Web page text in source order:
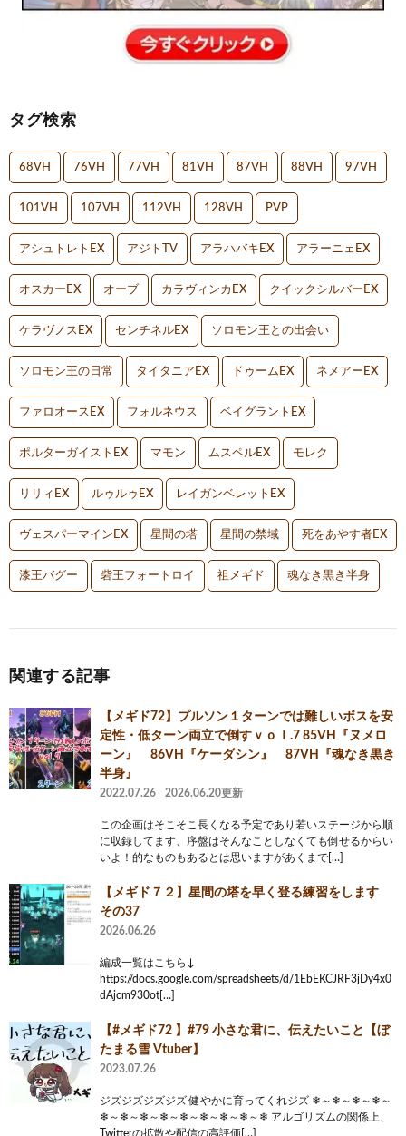
タグ検索
68VH 76VH 77VH 81VH 87VH 88VH 97VH
101VH 107VH 112VH 128VH PVP
アシュトレトEX アジトTV アラハバキEX アラーニェEX
オスカーEX オーブ カラヴィンカEX クイックシルバーEX
ケラヴノスEX センチネルEX ソロモン王との出会い
ソロモン王の日常 タイタニアEX ドゥームEX ネメアーEX
ファロオースEX フォルネウス ベイグラントEX
ポルターガイストEX マモン ムスペルEX モレク
リリィEX ルゥルゥEX レイガンベレットEX
ヴェスパーマインEX 星間の塔 星間の禁域 死をあやす者EX
漆王バグー 砦王フォートロイ 祖メギド 魂なき黒き半身
関連する記事
【メギド72】プルソン１ターンでは難しいボスを安
定性・低ターン両立で倒すｖｏｌ.7 85VH『ヌメロ
ーン』 86VH『ケーダシン』 87VH『魂なき黒き
半身』
2022.07.26 2026.06.20更新
この企画はそこそこ長くなる予定であり若いステージから順
に収録してます、序盤はそんなことしなくても倒せるからい
いよ！的なものもあるとは思いますがあくまで[…]
【メギド７２】星間の塔を早く登る練習をします
その37
2026.06.26
編成一覧はこちら↓
https://docs.google.com/spreadsheets/d/1EbEKCJRF3jDy4x0
dAjcm930ot[…]
【#メギド72 】#79 小さな君に、伝えたいこと【ぼ
たまる雪 Vtuber】
2023.07.26
ジズジズジズジズ 健やかに育ってくれジズ ❄～❄～❄～❄～
❄～❄～❄～❄～❄～❄～❄～❄～❄ アルゴリズムの関係上、
Twitterの拡散や配信の高評価[…]